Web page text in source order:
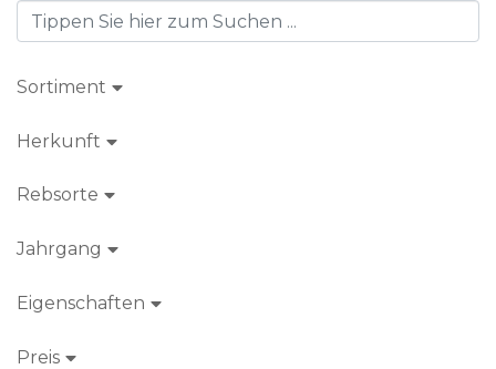
Sortiment
Herkunft
Rebsorte
Jahrgang
Eigenschaften
Preis